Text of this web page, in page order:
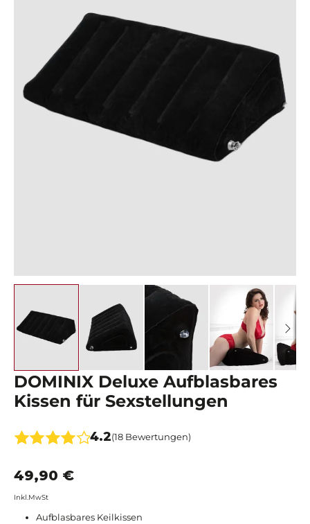
DOMINIX Deluxe Aufblasbares
Kissen für Sexstellungen
4.2(18 Bewertungen)
49,90 €
Inkl.MwSt
Aufblasbares Keilkissen